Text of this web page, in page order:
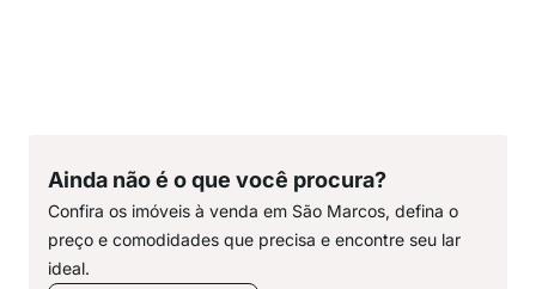
Ainda não é o que você procura?
Confira os imóveis à venda em São Marcos, defina o
preço e comodidades que precisa e encontre seu lar
ideal.